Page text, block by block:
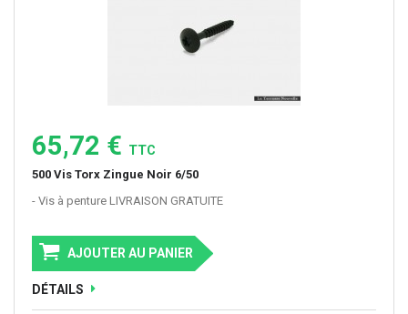
65,72 € TTC
500 Vis Torx Zingue Noir 6/50
- Vis à penture LIVRAISON GRATUITE
AJOUTER AU PANIER
DÉTAILS